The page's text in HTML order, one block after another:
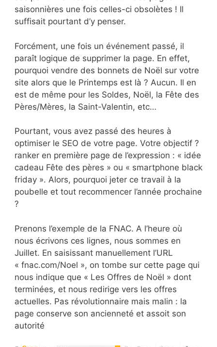
saisonnières une fois celles-ci obsolètes ! Il
suffisait pourtant d’y penser.
Forcément, une fois un événement passé, il
paraît logique de supprimer la page. En effet,
pourquoi vendre des bonnets de Noël sur votre
site alors que le Printemps est là ? Aucun. Il en
est de même pour les Soldes, Noël, la Fête des
Pères/Mères, la Saint-Valentin, etc…
Pourtant, vous avez passé des heures à
optimiser le SEO de votre page. Votre objectif ?
ranker en première page de l’expression : « idée
cadeau Fête des pères » ou « smartphone black
friday ». Alors, pourquoi jeter ce travail à la
poubelle et tout recommencer l’année prochaine
?
Prenons l’exemple de la FNAC. A l’heure où
nous écrivons ces lignes, nous sommes en
Juillet. En saisissant manuellement l’URL
« fnac.com/Noel », on tombe sur cette page qui
nous indique que « Les Offres de Noël » dont
terminées, et nous redirige vers les offres
actuelles. Pas révolutionnaire mais malin : la
page conserve son ancienneté et assoit son
autorité